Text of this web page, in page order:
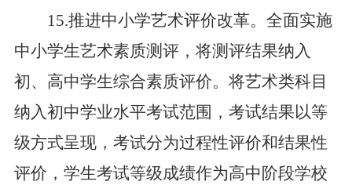
15.推进中小学艺术评价改革。全面实施
中小学生艺术素质测评，将测评结果纳入
初、高中学生综合素质评价。将艺术类科目
纳入初中学业水平考试范围，考试结果以等
级方式呈现，考试分为过程性评价和结果性
评价，学生考试等级成绩作为高中阶段学校